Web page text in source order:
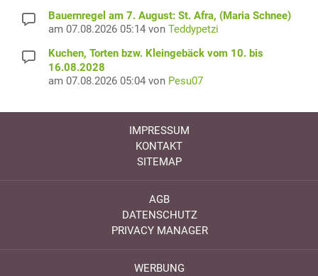
Bauernregel am 7. August: St. Afra, (Maria Schnee)
am 07.08.2026 05:14 von Teddypetzi
Kuchen, Torten bzw. Kleingebäck vom 10. bis
16.08.2028
am 07.08.2026 05:04 von Pesu07
IMPRESSUM
KONTAKT
SITEMAP
AGB
DATENSCHUTZ
PRIVACY MANAGER
WERBUNG